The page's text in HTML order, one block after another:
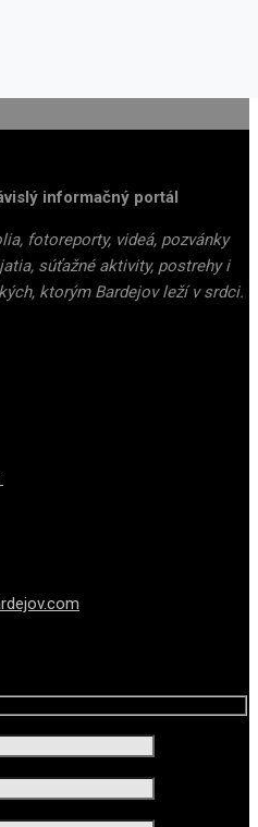
informačný portál
fotoreporty, videá, pozvánky
súťažné aktivity, postrehy i
ktorým Bardejov leží v srdci.